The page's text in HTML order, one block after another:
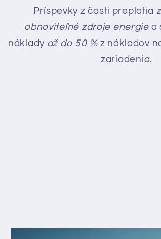
Príspevky z časti preplatia
obnoviteľné zdroje energie a
náklady až do 50 %z nákladov
zariadenia.